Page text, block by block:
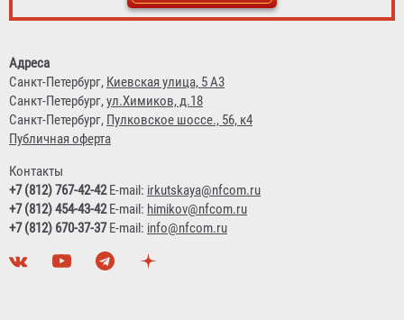
Адреса
Санкт-Петербург, Киевская улица, 5 А3
Санкт-Петербург,ул.Химиков, д.18
Санкт-Петербург, Пулковское шоссе., 56, к4
Публичная оферта
Контакты
+7 (812) 767-42-42E-mail: irkutskaya@nfcom.ru
+7 (812) 454-43-42E-mail: himikov@nfcom.ru
+7 (812) 670-37-37E-mail: info@nfcom.ru